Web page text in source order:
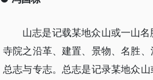
山志是记载某地众山或一山
寺院之沿革、建置、景物、名胜
总志与专志。总志是记录某地众